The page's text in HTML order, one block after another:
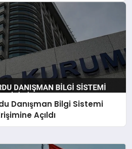
Danışman Bilgi Sistemi
Açıldı